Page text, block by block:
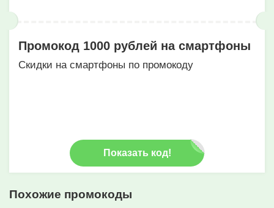
Промокод 1000 рублей на смартфоны
Скидки на смартфоны по промокоду
Показать код!
Похожие промокоды